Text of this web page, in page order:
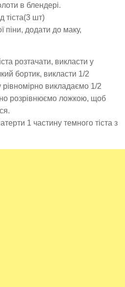
в блендері.
тіста(3 шт)
піни, додати до маку,
розтачати, викласти у
бортик, викласти 1/2
рівномірно викладаємо 1/2
розрівнюємо ложкою, щоб
1 частину темного тіста з